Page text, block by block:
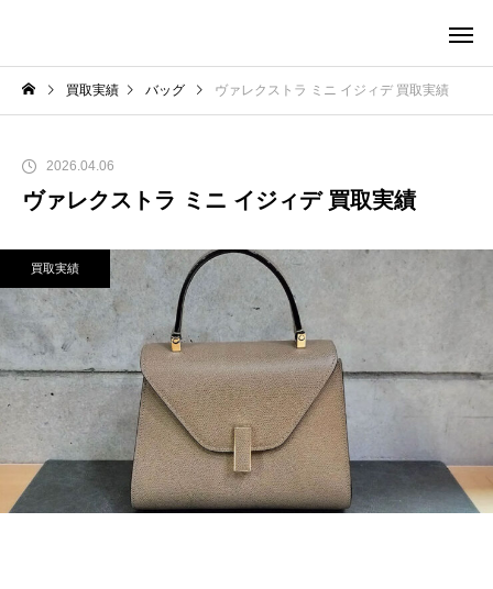
買取実績 バッグ ヴァレクストラ ミニ イジィデ 買取実績
2026.04.06
ヴァレクストラ ミニ イジィデ 買取実績
買取実績